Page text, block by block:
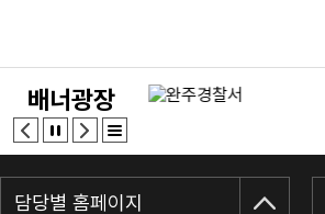
배너광장
담당별 홈페이지